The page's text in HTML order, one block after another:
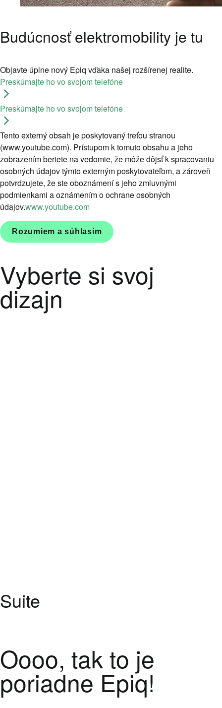
Budúcnosť elektromobility je tu
Objavte úplne nový Epiq vďaka našej rozšírenej realite.
Preskúmajte ho vo svojom telefóne
Preskúmajte ho vo svojom telefóne
Tento externý obsah je poskytovaný treťou stranou
(www.youtube.com). Prístupom k tomuto obsahu a jeho
zobrazením beriete na vedomie, že môže dôjsť k spracovaniu
osobných údajov týmto externým poskytovateľom, a zároveň
potvrdzujete, že ste oboznámení s jeho zmluvnými
podmienkami a oznámením o ochrane osobných
údajov.www.youtube.com
Rozumiem a súhlasím
Vyberte si svoj
dizajn
Suite
Oooo, tak to je
poriadne Epiq!